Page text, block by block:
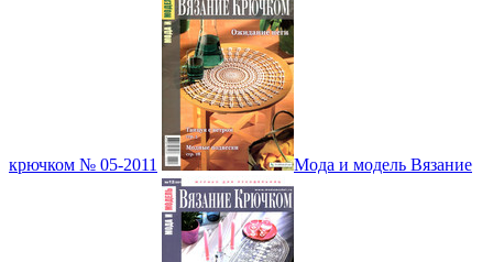
крючком № 05-2011 Мода и модель Вязание